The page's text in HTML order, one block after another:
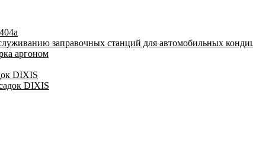
заправочных станций для автомобильных
аргоном
DIXIS
DIXIS